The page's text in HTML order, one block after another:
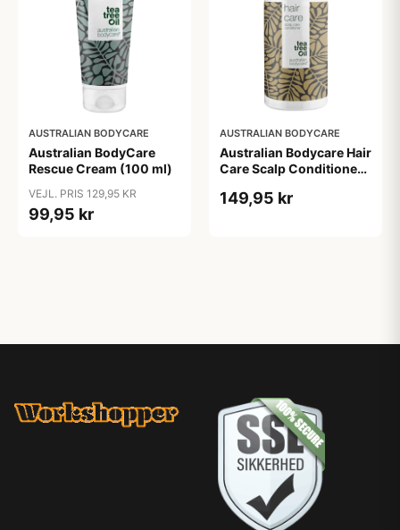
AUSTRALIAN BODYCARE
Australian BodyCare
Rescue Cream (100 ml)
VEJL. PRIS 129,95 KR
99,95 kr
AUSTRALIAN BODYCARE
Australian Bodycare Hair
Care Scalp Conditioner
149,95 kr